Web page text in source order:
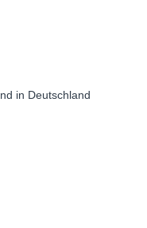
in Deutschland